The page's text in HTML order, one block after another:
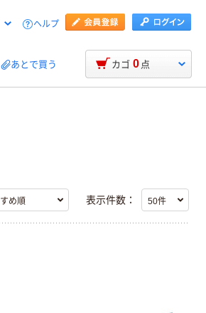
ヘルプ
あとで買う カゴ 0 点
表示件数：